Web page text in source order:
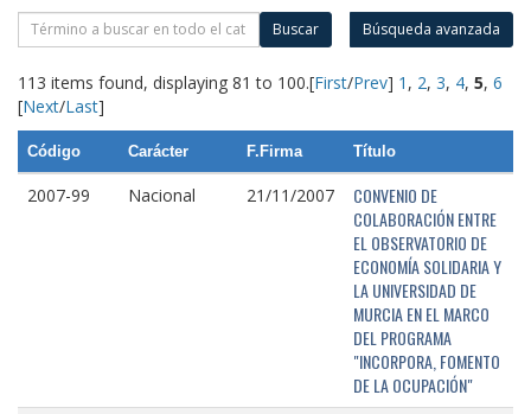
Buscar Búsqueda avanzada
113 items found, displaying 81 to 100.[First/Prev] 1 , 2, 3, 4, 5, 6
[Next/Last]
Código Carácter F.Firma Título
2007-99 Nacional 21/11/2007
CONVENIO DE
COLABORACIÓN ENTRE
EL OBSERVATORIO DE
ECONOMÍA SOLIDARIA Y
LA UNIVERSIDAD DE
MURCIA EN EL MARCO
DEL PROGRAMA
"INCORPORA, FOMENTO
DE LA OCUPACIÓN"